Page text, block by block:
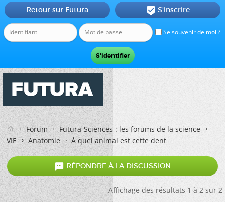
Se souvenir de moi ?
Retour sur Futura  S'inscrire
Forum
Futura-Sciences : les forums de la science
VIE
Anatomie À quel animal est cette dent
 RÉPONDRE À LA DISCUSSION
Affichage des résultats 1 à 2 sur 2